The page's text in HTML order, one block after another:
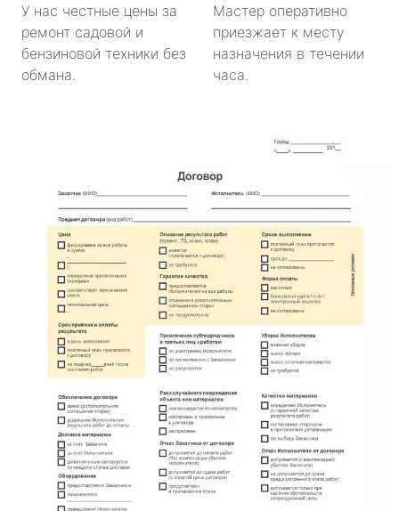
У нас честные цены за
ремонт садовой и
бензиновой техники без
обмана.
Мастер оперативно
приезжает к месту
назначения в течении
часа.